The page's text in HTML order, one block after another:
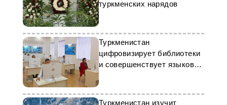
туркменских нарядов
Туркменистан
цифровизирует библиотеки
и совершенствует языковое
образование
Туркменистан изучит